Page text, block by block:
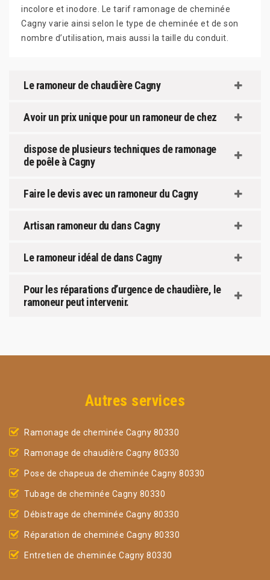
incolore et inodore. Le tarif ramonage de cheminée
Cagny varie ainsi selon le type de cheminée et de son
nombre d’utilisation, mais aussi la taille du conduit.
Le ramoneur de chaudière Cagny
Avoir un prix unique pour un ramoneur de chez
dispose de plusieurs techniques de ramonage
de poêle à Cagny
Faire le devis avec un ramoneur du Cagny
Artisan ramoneur du dans Cagny
Le ramoneur idéal de dans Cagny
Pour les réparations d’urgence de chaudière, le
ramoneur peut intervenir.
Autres services
Ramonage de cheminée Cagny 80330
Ramonage de chaudière Cagny 80330
Pose de chapeua de cheminée Cagny 80330
Tubage de cheminée Cagny 80330
Débistrage de cheminée Cagny 80330
Réparation de cheminée Cagny 80330
Entretien de cheminée Cagny 80330